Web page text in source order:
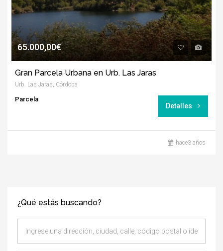
65.000,00€
Gran Parcela Urbana en Urb. Las Jaras
Urb. Las Jaras, Córdoba
Parcela
Detalles
hace3 años
¿Qué estás buscando?